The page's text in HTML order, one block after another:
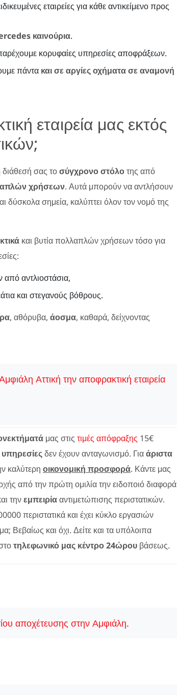
εταιρείες για κάθε αντικείμενο προς
καινούρια.
κορυφαίες υπηρεσίες αποφράξεων.
πάντα και σε αργίες οχήματα σε αναμονή
εταιρεία μας εκτός
διάθεσή σας τοσύγχρονο στόλοτης από
χρήσεων. Αυτά μπορούν να αντλήσουν
δύσκολα σημεία, καλύπτει όλον τον νομό της
και βυτία πολλαπλών χρήσεων τόσο για
αντλιοστάσια,
και στεγανούς βόθρους.
, αθόρυβα, άοσμα, καθαρά, δείχνοντας
Αττική την αποφρακτική εταιρεία
μας στις τιμές απόφραξης 15€
υπηρεσίεςδεν έχουν ανταγωνισμό. Γιαάριστα
καλύτερη οικονομική προσφορά. Κάντε μας
από την πρώτη ομιλία την ειδοποιό διαφορά
τηνεμπειρίααντιμετώπισης περιστατικών.
περιστατικά και έχει κύκλο εργασιών
Βεβαίως και όχι. Δείτε και τα υπόλοιπα
τηλεφωνικό μας κέντρο 24ώρου βάσεως.
αποχέτευσης στην Αμφιάλη.